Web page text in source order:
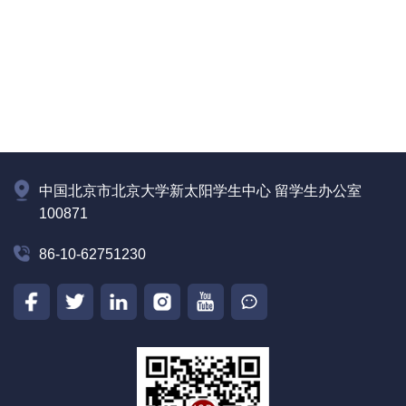
中国北京市北京大学新太阳学生中心 留学生办公室
100871
86-10-62751230